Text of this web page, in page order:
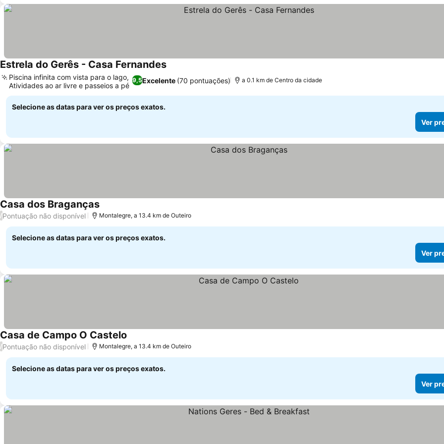
Estrela do Gerês - Casa FernandesVer preços
9,5Excelente (70 pontuações)
Piscina infinita com vista para o lago,
Atividades ao ar livre e passeios a pé
a 0.1 km de Centro da cidade
Selecione as datas para ver os preços exatos.
Ver
Casa dos BragançasVer preços
/Pontuação não disponível Montalegre, a 13.4 km de Outeiro
Selecione as datas para ver os preços exatos.
Ver
Casa de Campo O Castelo
/Pontuação não disponível Montalegre, a 13.4 km de Outeiro
Selecione as datas para ver os preços exatos.
Ver